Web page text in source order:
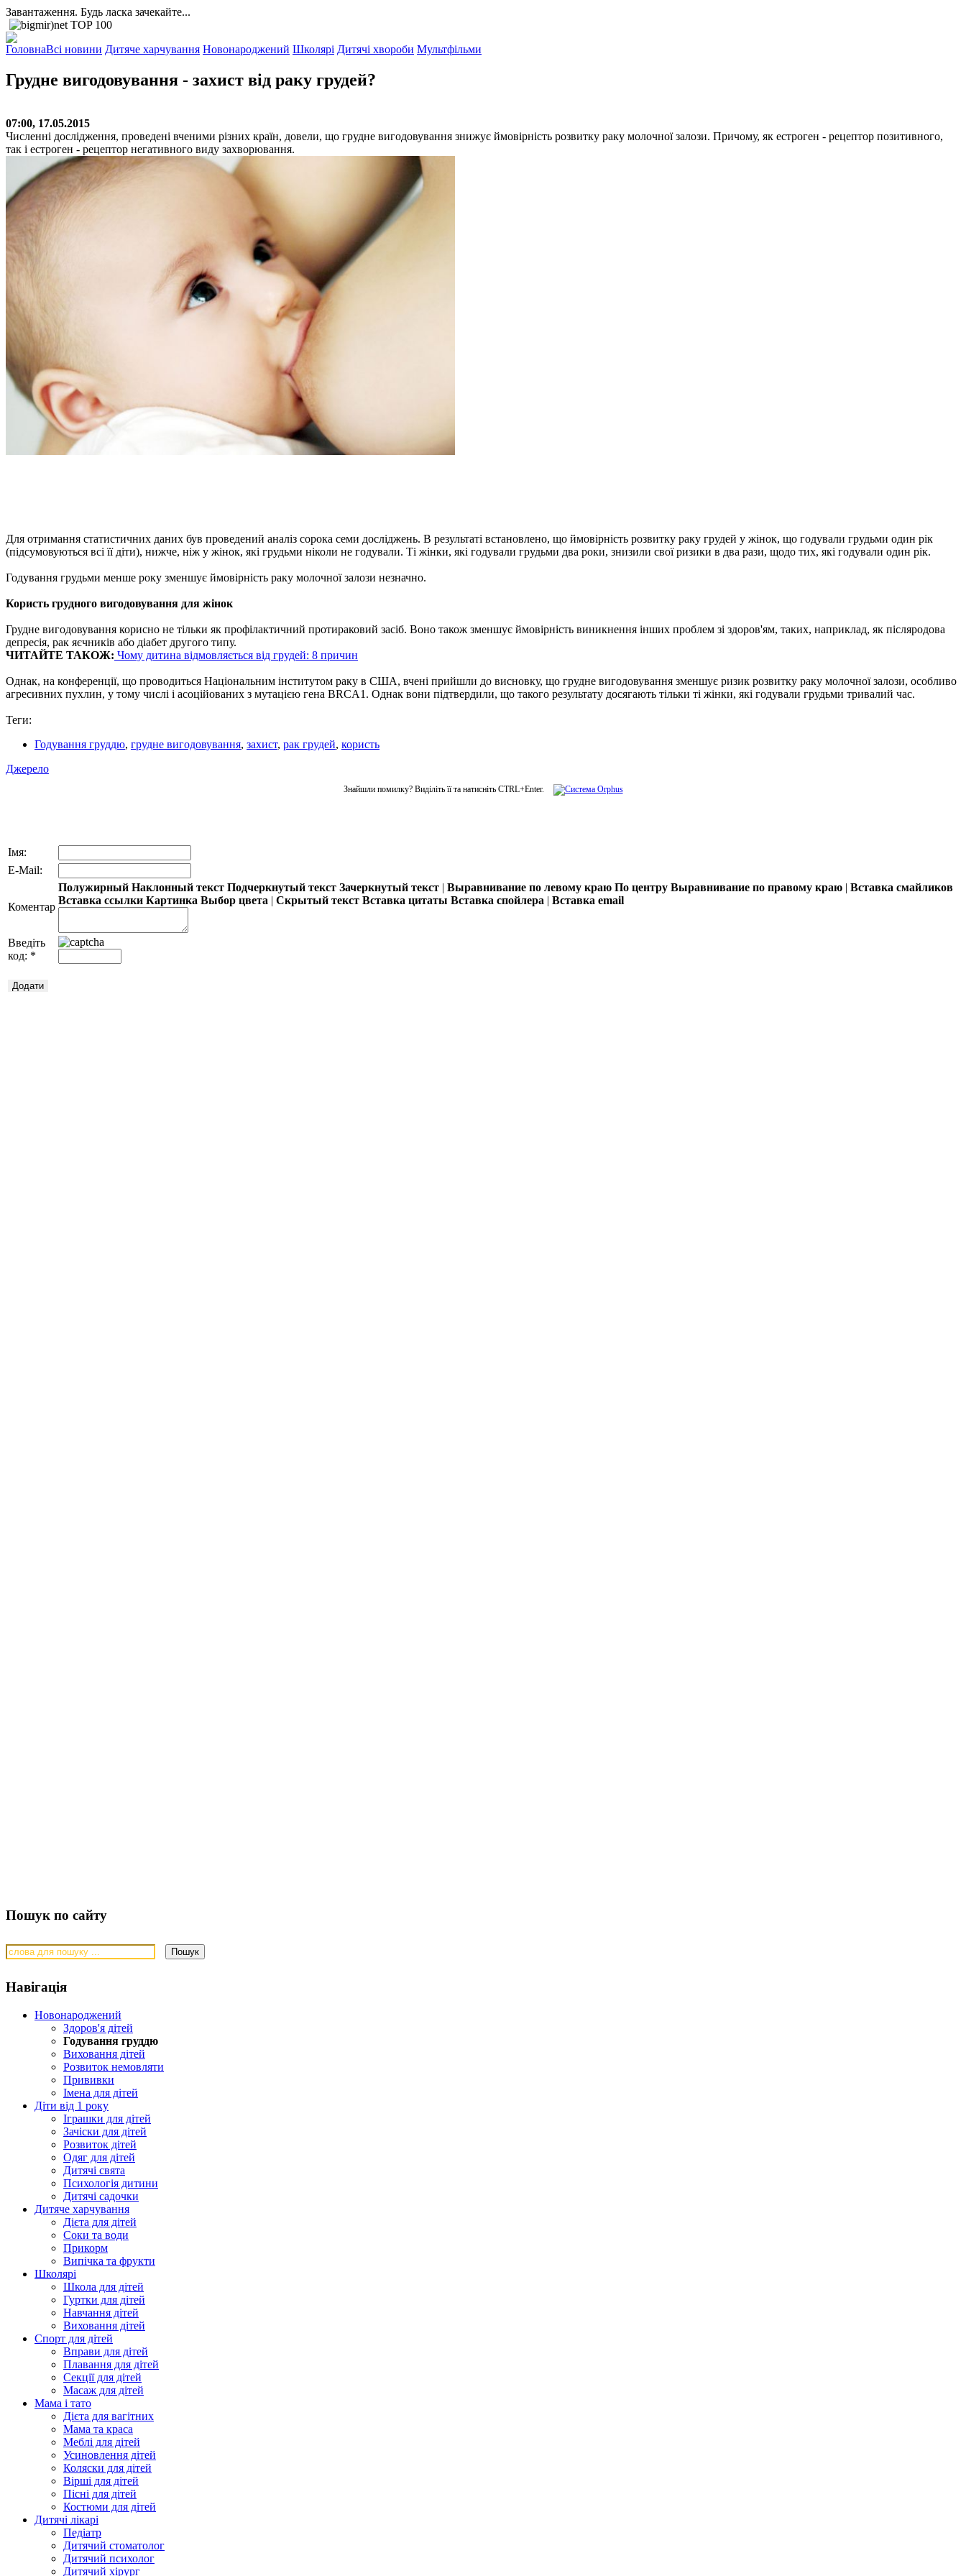
Завантаження. Будь ласка зачекайте...
ГоловнаВсі новини Дитяче харчування Новонароджений Школярі Дитячі хвороби Мультфільми
Грудне вигодовування - захист від раку грудей?
07:00, 17.05.2015
Численні дослідження, проведені вченими різних країн, довели, що грудне вигодовування знижує ймовірність розвитку раку молочної залози. Причому, як естроген - рецептор позитивного,
так і естроген - рецептор негативного виду захворювання.
Для отримання статистичних даних був проведений аналіз сорока семи досліджень. В результаті встановлено, що ймовірність розвитку раку грудей у жінок, що годували грудьми один рік
(підсумовуються всі її діти), нижче, ніж у жінок, які грудьми ніколи не годували. Ті жінки, які годували грудьми два роки, знизили свої ризики в два рази, щодо тих, які годували один рік.
Годування грудьми менше року зменшує ймовірність раку молочної залози незначно.
Користь грудного вигодовування для жінок
Грудне вигодовування корисно не тільки як профілактичний протираковий засіб. Воно також зменшує ймовірність виникнення інших проблем зі здоров'ям, таких, наприклад, як післяродова
депресія, рак яєчників або діабет другого типу.
ЧИТАЙТЕ ТАКОЖ: Чому дитина відмовляється від грудей: 8 причин
Однак, на конференції, що проводиться Національним інститутом раку в США, вчені прийшли до висновку, що грудне вигодовування зменшує ризик розвитку раку молочної залози, особливо
агресивних пухлин, у тому числі і асоційованих з мутацією гена BRCA1. Однак вони підтвердили, що такого результату досягають тільки ті жінки, які годували грудьми тривалий час.
Теги:
Годування груддю, грудне вигодовування, захист, рак грудей, користь
Джерело
Знайшли помилку? Виділіть її та натисніть CTRL+Enter.
Імя:
E-Mail:
Коментар
Полужирный Наклонный текст Подчеркнутый текст Зачеркнутый текст | Выравнивание по левому краю По центру Выравнивание по правому краю | Вставка смайликов
Вставка ссылки Картинка Выбор цвета | Скрытый текст Вставка цитаты Вставка спойлера | Вставка email
Введіть
код: *
Пошук по сайту
Навігація
Новонароджений
Здоров'я дітей
Годування груддю
Виховання дітей
Розвиток немовляти
Прививки
Імена для дітей
Діти від 1 року
Іграшки для дітей
Зачіски для дітей
Розвиток дітей
Одяг для дітей
Дитячі свята
Психологія дитини
Дитячі садочки
Дитяче харчування
Дієта для дітей
Соки та води
Прикорм
Випічка та фрукти
Школярі
Школа для дітей
Гуртки для дітей
Навчання дітей
Виховання дітей
Спорт для дітей
Вправи для дітей
Плавання для дітей
Секції для дітей
Масаж для дітей
Мама і тато
Дієта для вагітних
Мама та краса
Меблі для дітей
Усиновлення дітей
Коляски для дітей
Вірші для дітей
Пісні для дітей
Костюми для дітей
Дитячі лікарі
Педіатр
Дитячий стоматолог
Дитячий психолог
Дитячий хірург